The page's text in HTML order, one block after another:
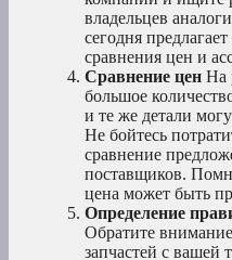
владельцев
сегодня
сравнения цен и
Сравнение цен На
большое
и те же детали
Не бойтесь
сравнение
поставщиков.
цена может быть
Определение
Обратите
запчастей с вашей